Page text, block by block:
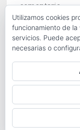
comentario.
Utilizamos cookies
funcionamiento de
servicios. Puede
necesarias o